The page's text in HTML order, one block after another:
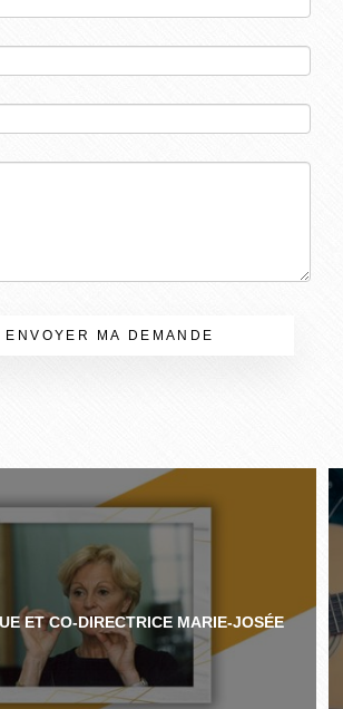
ENVOYER MA DEMANDE
ET CO-DIRECTRICE MARIE-JOSÉE